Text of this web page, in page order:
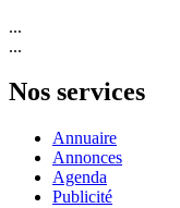
...
...
Nos services
Annuaire
Annonces
Agenda
Publicité